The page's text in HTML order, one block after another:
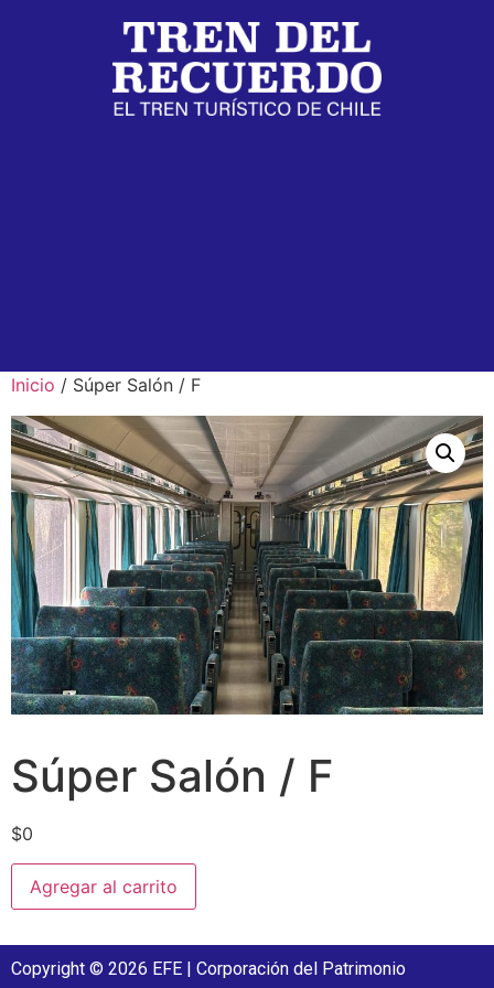
Inicio / Súper Salón / F
Súper Salón / F
$0
Agregar al carrito
Copyright © 2026 EFE | Corporación del Patrimonio